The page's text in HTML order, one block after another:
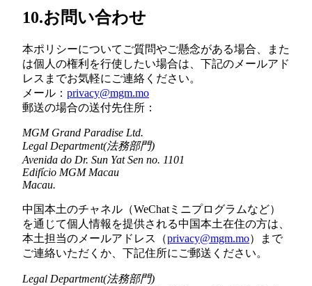
10.お問い合わせ
本ポリシーについてご質問やご懸念がある場合、また
は個人の権利を行使したい場合は、下記のメールアド
レスまでお気軽にご連絡ください。
メール： privacy@mgm.mo
郵送の場合の送付先住所：
MGM Grand Paradise Ltd.
Legal Department(法務部門)
Avenida do Dr. Sun Yat Sen no. 1101
Edifício MGM Macau
Macau.
中国本土のチャネル（WeChatミニプログラムなど）
を通じて個人情報を提供される中国本土在住の方は、
本土担当のメールアドレス（privacy@mgm.mo）まで
ご連絡いただくか、下記住所にご郵送ください。
Legal Department(法務部門)